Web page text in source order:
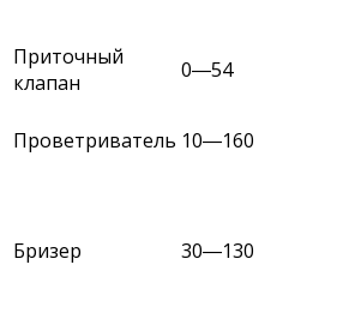
Приточный
клапан
0―54
Проветриватель 10―160
Бризер 30―130